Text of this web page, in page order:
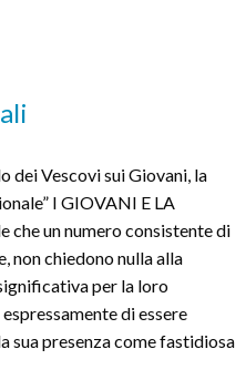
dei Vescovi sui Giovani, la
I GIOVANI E LA
che un numero consistente di
non chiedono nulla alla
per la loro
di essere
sua presenza come fastidiosa